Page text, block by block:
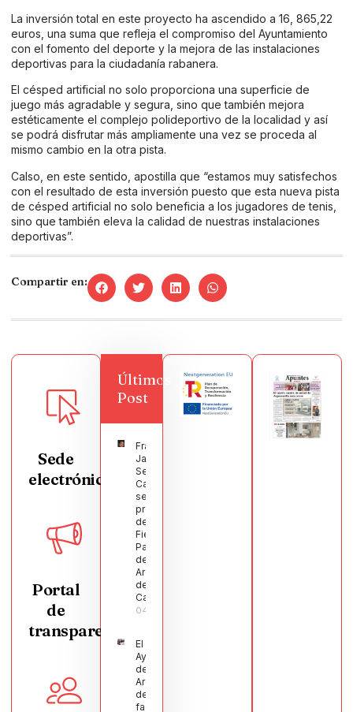
La inversión total en este proyecto ha ascendido a 16, 865,22
euros, una suma que refleja el compromiso del Ayuntamiento
con el fomento del deporte y la mejora de las instalaciones
deportivas para la ciudadanía rabanera.
El césped artificial no solo proporciona una superficie de
juego más agradable y segura, sino que también mejora
estéticamente el complejo polideportivo de la localidad y así
se podrá disfrutar más ampliamente una vez se proceda al
mismo cambio en la otra pista.
Calso, en este sentido, apostilla que “estamos muy satisfechos
con el resultado de esta inversión puesto que esta nueva pista
de césped artificial no solo beneficia a los jugadores de tenis,
sino que también eleva la calidad de nuestras instalaciones
deportivas”.
Compartir en:
Sede
electrónica
Portal
de
transparencia
Últimos
Post
Francisco
Javier
Segura
Castellanos
será el
pregonero
de las
Fiestas
Patronales
de
Argamasilla
de
Calatrava
04/08/2026
El
Ayuntamiento
de
Argamasilla
de Calatrava
facilita la